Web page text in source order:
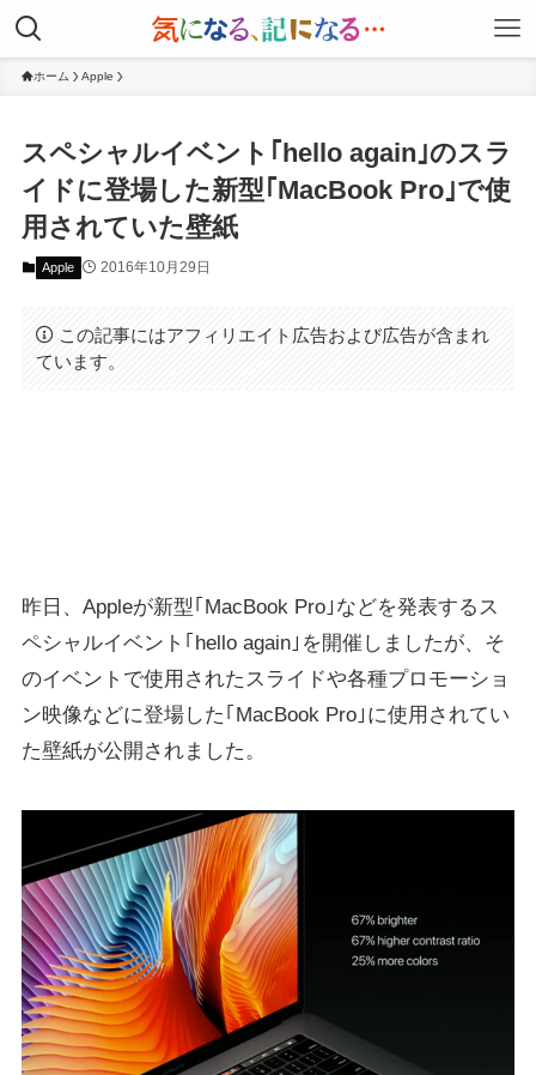
ホーム Apple
スペシャルイベント｢hello again｣のスラ
イドに登場した新型｢MacBook Pro｣で使
用されていた壁紙
Apple 2016年10月29日
この記事にはアフィリエイト広告および広告が含まれ
ています。
昨日、Appleが新型｢MacBook Pro｣などを発表するス
ペシャルイベント｢hello again｣を開催しましたが、そ
のイベントで使用されたスライドや各種プロモーショ
ン映像などに登場した｢MacBook Pro｣に使用されてい
た壁紙が公開されました。